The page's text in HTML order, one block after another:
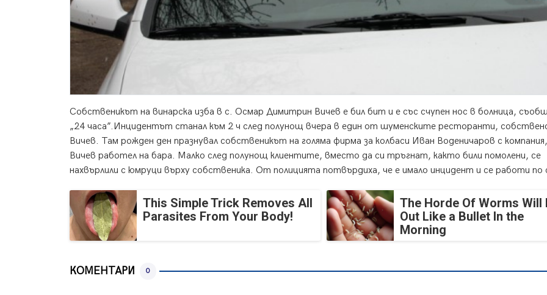
Собственикът на винарска изба в с. Осмар Димитрин Вичев е бил бит и е със счупен нос в болница,
„24 часа”.Инцидентът станал към 2 ч след полунощ вчера в един от шуменските ресторанти,
Вичев. Там рожден ден празнувал собственикът на голяма фирма за колбаси Иван Воденичаров с
Вичев работел на бара. Малко след полунощ клиентите, вместо да си тръгнат, както били помолени, се
нахвърлили с юмруци върху собственика. От полицията потвърдиха, че е имало инцидент и се работи по
This Simple Trick Removes All
Parasites From Your Body!
The Horde Of Worms Will
Out Like a Bullet In the
Morning
КОМЕНТАРИ 0